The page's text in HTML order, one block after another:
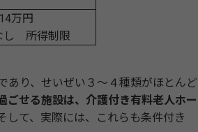
万円
し 所得制限
り、せいぜい３～４種類がほとんど
ごせる施設は、介護付き有料老人ホー
して、実際には、これらも条件付き